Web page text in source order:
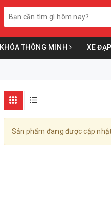
KHÓA THÔNG MINH XE
Sản phẩm đang được cập